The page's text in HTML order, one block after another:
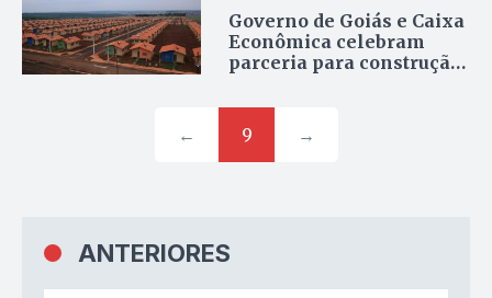
Governo de Goiás e Caixa
Econômica celebram
parceria para construção
← 9 →
ANTERIORES